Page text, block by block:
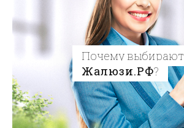
Почему выбирают
Жалюзи.РФ?